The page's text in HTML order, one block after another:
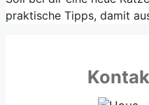
praktische Tipps, damit